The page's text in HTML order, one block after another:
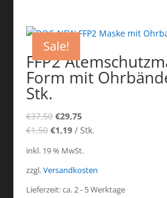
Sale!
FFP2
Form mit
Stk.
€37,50 €29,75
€1,50 €1,19/ Stk.
inkl. 19 % MwSt.
zzgl.Versandkosten
Lieferzeit:ca. 2 - 5 Werktage